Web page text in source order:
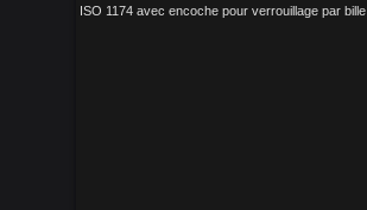
ISO 1174 avec encoche pour verrouillage par bille